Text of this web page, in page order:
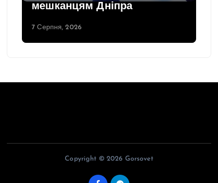
мешканцям Дніпра
7 Серпня, 2026
Copyright © 2026 Gorsovet